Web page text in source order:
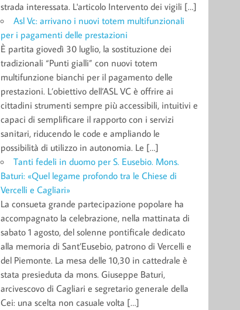
strada interessata. L'articolo Intervento dei vigili […]
Asl Vc: arrivano i nuovi totem multifunzionali
per i pagamenti delle prestazioni
È partita giovedì 30 luglio, la sostituzione dei
tradizionali “Punti gialli” con nuovi totem
multifunzione bianchi per il pagamento delle
prestazioni. L’obiettivo dell’ASL VC è offrire ai
cittadini strumenti sempre più accessibili, intuitivi e
capaci di semplificare il rapporto con i servizi
sanitari, riducendo le code e ampliando le
possibilità di utilizzo in autonomia. Le […]
Tanti fedeli in duomo per S. Eusebio. Mons.
Baturi: «Quel legame profondo tra le Chiese di
Vercelli e Cagliari»
La consueta grande partecipazione popolare ha
accompagnato la celebrazione, nella mattinata di
sabato 1 agosto, del solenne pontificale dedicato
alla memoria di Sant’Eusebio, patrono di Vercelli e
del Piemonte. La mesa delle 10,30 in cattedrale è
stata presieduta da mons. Giuseppe Baturi,
arcivescovo di Cagliari e segretario generale della
Cei: una scelta non casuale volta […]